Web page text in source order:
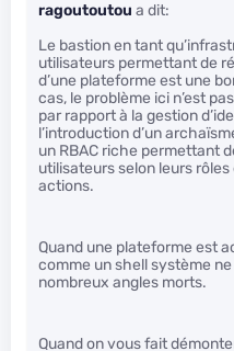
ragoutoutou a dit:
Le bastion en tant
utilisateurs permettant de
d’une plateforme est une
cas, le problème ici n’est
par rapport à la gestion
l’introduction d’un
un RBAC riche permettant
utilisateurs selon leurs
actions.
Quand une plateforme est
comme un shell système
nombreux angles morts.
Quand on vous fait